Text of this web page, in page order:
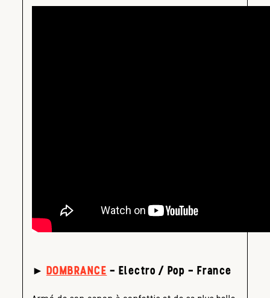
► DOMBRANCE – Electro / Pop – France